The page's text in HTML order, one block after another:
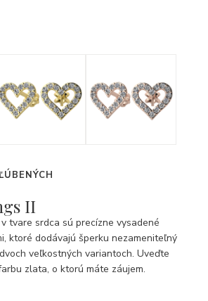
II
tvare srdca sú precízne vysadené
ktoré dodávajú šperku nezameniteľný
veľkostných variantoch. Uveďte
zlata, o ktorú máte záujem.